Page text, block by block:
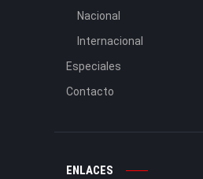
Nacional
Internacional
Especiales
Contacto
ENLACES